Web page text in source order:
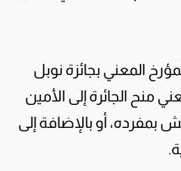
المعني بجائزة نوبل
منح الجائرة إلى الأمين
بمفرده، أو بالإضافة إلى